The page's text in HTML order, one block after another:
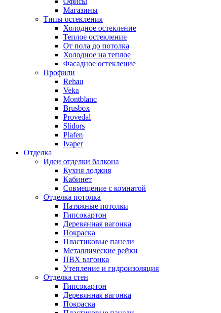
Магазины
Типы остекления
Холодное остекление
Теплое остекление
От пола до потолка
Холодное на теплое
Фасадное остекление
Профили
Rehau
Veka
Montblanc
Brusbox
Provedal
Slidors
Plafen
Ivaper
Отделка
Идеи отделки балкона
Кухня лоджия
Кабинет
Совмещение с комнатой
Отделка потолка
Натяжные потолки
Гипсокартон
Деревянная вагонка
Покраска
Пластиковые панели
Металлические рейки
ПВХ вагонка
Утепление и гидроизоляция
Отделка стен
Гипсокартон
Деревянная вагонка
Покраска